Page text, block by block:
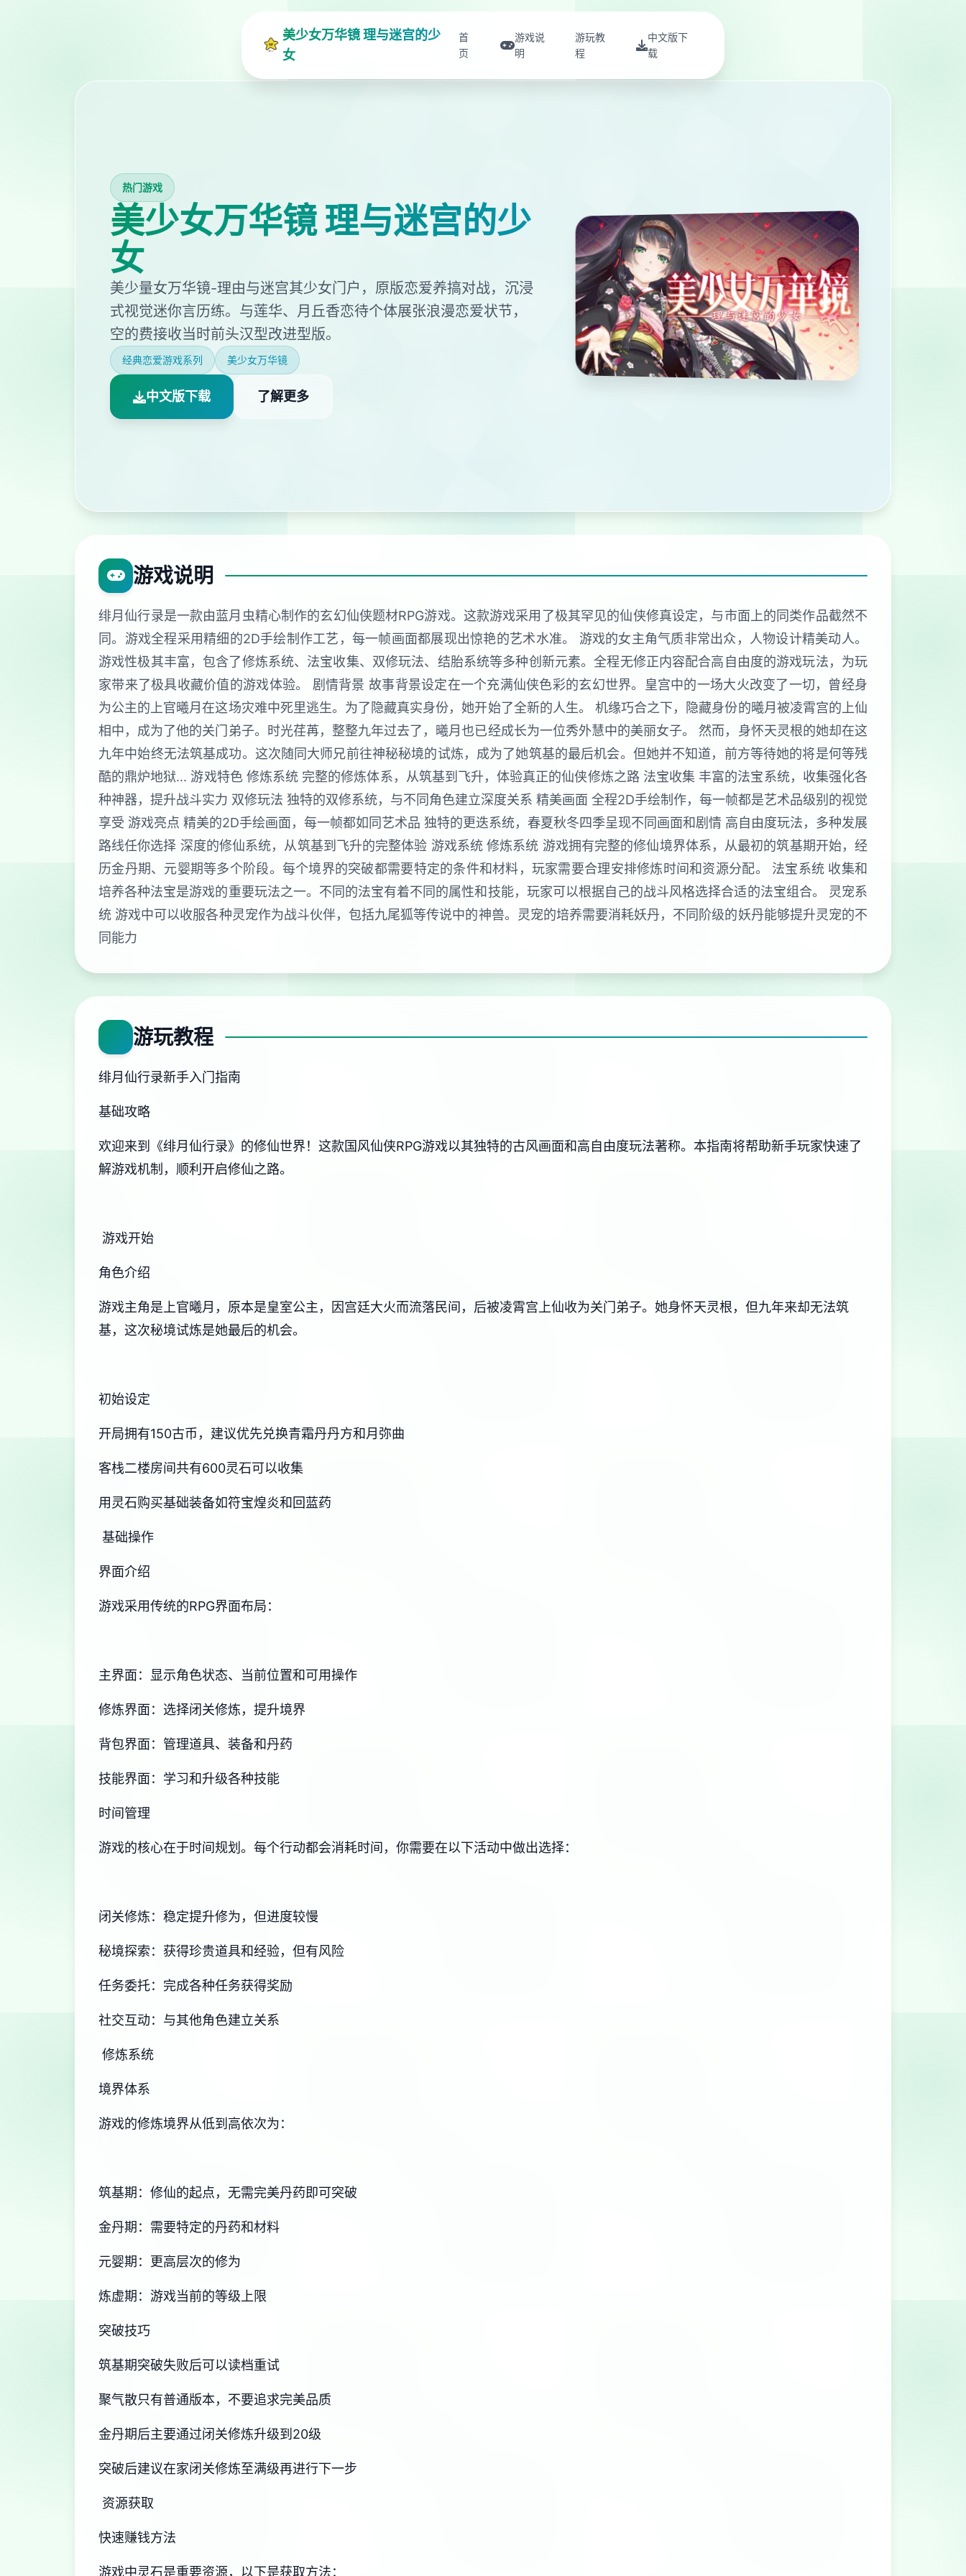
美少女万华镜 理与迷宫的少
女
首
页
游戏说
明
游玩教
程
中文版下
载
热门游戏
美少女万华镜 理与迷宫的少
女
美少量女万华镜-理由与迷宫其少女门户，原版恋爱养搞对战，沉浸
式视觉迷你言历练。与莲华、月丘香恋待个体展张浪漫恋爱状节，
空的费接收当时前头汉型改进型版。
经典恋爱游戏系列 美少女万华镜
中文版下载 了解更多
游戏说明
绯月仙行录是一款由蓝月虫精心制作的玄幻仙侠题材RPG游戏。这款游戏采用了极其罕见的仙侠修真设定，与市面上的同类作品截然不
同。游戏全程采用精细的2D手绘制作工艺，每一帧画面都展现出惊艳的艺术水准。 游戏的女主角气质非常出众，人物设计精美动人。
游戏性极其丰富，包含了修炼系统、法宝收集、双修玩法、结胎系统等多种创新元素。全程无修正内容配合高自由度的游戏玩法，为玩
家带来了极具收藏价值的游戏体验。 剧情背景 故事背景设定在一个充满仙侠色彩的玄幻世界。皇宫中的一场大火改变了一切，曾经身
为公主的上官曦月在这场灾难中死里逃生。为了隐藏真实身份，她开始了全新的人生。 机缘巧合之下，隐藏身份的曦月被凌霄宫的上仙
相中，成为了他的关门弟子。时光荏苒，整整九年过去了，曦月也已经成长为一位秀外慧中的美丽女子。 然而，身怀天灵根的她却在这
九年中始终无法筑基成功。这次随同大师兄前往神秘秘境的试炼，成为了她筑基的最后机会。但她并不知道，前方等待她的将是何等残
酷的鼎炉地狱... 游戏特色 修炼系统 完整的修炼体系，从筑基到飞升，体验真正的仙侠修炼之路 法宝收集 丰富的法宝系统，收集强化各
种神器，提升战斗实力 双修玩法 独特的双修系统，与不同角色建立深度关系 精美画面 全程2D手绘制作，每一帧都是艺术品级别的视觉
享受 游戏亮点 精美的2D手绘画面，每一帧都如同艺术品 独特的更迭系统，春夏秋冬四季呈现不同画面和剧情 高自由度玩法，多种发展
路线任你选择 深度的修仙系统，从筑基到飞升的完整体验 游戏系统 修炼系统 游戏拥有完整的修仙境界体系，从最初的筑基期开始，经
历金丹期、元婴期等多个阶段。每个境界的突破都需要特定的条件和材料，玩家需要合理安排修炼时间和资源分配。 法宝系统 收集和
培养各种法宝是游戏的重要玩法之一。不同的法宝有着不同的属性和技能，玩家可以根据自己的战斗风格选择合适的法宝组合。 灵宠系
统 游戏中可以收服各种灵宠作为战斗伙伴，包括九尾狐等传说中的神兽。灵宠的培养需要消耗妖丹，不同阶级的妖丹能够提升灵宠的不
同能力
游玩教程
绯月仙行录新手入门指南
基础攻略
欢迎来到《绯月仙行录》的修仙世界！这款国风仙侠RPG游戏以其独特的古风画面和高自由度玩法著称。本指南将帮助新手玩家快速了
解游戏机制，顺利开启修仙之路。
游戏开始
角色介绍
游戏主角是上官曦月，原本是皇室公主，因宫廷大火而流落民间，后被凌霄宫上仙收为关门弟子。她身怀天灵根，但九年来却无法筑
基，这次秘境试炼是她最后的机会。
初始设定
开局拥有150古币，建议优先兑换青霜丹丹方和月弥曲
客栈二楼房间共有600灵石可以收集
用灵石购买基础装备如符宝煌炎和回蓝药
基础操作
界面介绍
游戏采用传统的RPG界面布局：
主界面：显示角色状态、当前位置和可用操作
修炼界面：选择闭关修炼，提升境界
背包界面：管理道具、装备和丹药
技能界面：学习和升级各种技能
时间管理
游戏的核心在于时间规划。每个行动都会消耗时间，你需要在以下活动中做出选择：
闭关修炼：稳定提升修为，但进度较慢
秘境探索：获得珍贵道具和经验，但有风险
任务委托：完成各种任务获得奖励
社交互动：与其他角色建立关系
修炼系统
境界体系
游戏的修炼境界从低到高依次为：
筑基期：修仙的起点，无需完美丹药即可突破
金丹期：需要特定的丹药和材料
元婴期：更高层次的修为
炼虚期：游戏当前的等级上限
突破技巧
筑基期突破失败后可以读档重试
聚气散只有普通版本，不要追求完美品质
金丹期后主要通过闭关修炼升级到20级
突破后建议在家闭关修炼至满级再进行下一步
资源获取
快速赚钱方法
游戏中灵石是重要资源，以下是获取方法：